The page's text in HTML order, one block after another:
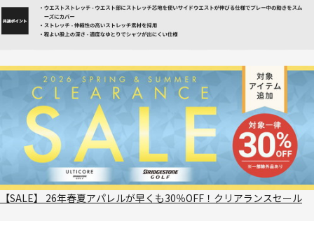
【SALE】 26年春夏アパレルが早くも30％OFF！クリアランスセール